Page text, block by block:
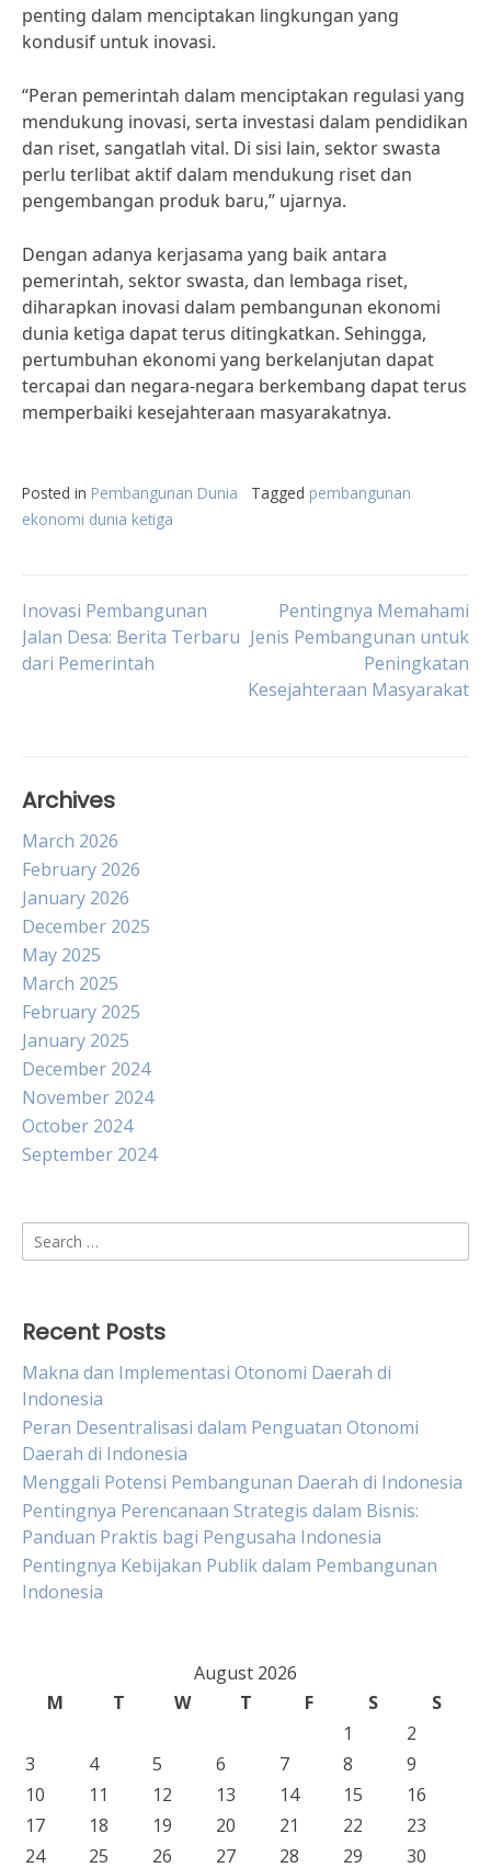
penting dalam menciptakan lingkungan yang
kondusif untuk inovasi.
“Peran pemerintah dalam menciptakan regulasi yang
mendukung inovasi, serta investasi dalam pendidikan
dan riset, sangatlah vital. Di sisi lain, sektor swasta
perlu terlibat aktif dalam mendukung riset dan
pengembangan produk baru,” ujarnya.
Dengan adanya kerjasama yang baik antara
pemerintah, sektor swasta, dan lembaga riset,
diharapkan inovasi dalam pembangunan ekonomi
dunia ketiga dapat terus ditingkatkan. Sehingga,
pertumbuhan ekonomi yang berkelanjutan dapat
tercapai dan negara-negara berkembang dapat terus
memperbaiki kesejahteraan masyarakatnya.
Posted in Pembangunan Dunia Tagged pembangunan
ekonomi dunia ketiga
Post
navigation
Inovasi Pembangunan
Jalan Desa: Berita Terbaru
dari Pemerintah
Pentingnya Memahami
Jenis Pembangunan untuk
Peningkatan
Kesejahteraan Masyarakat
Archives
March 2026
February 2026
January 2026
December 2025
May 2025
March 2025
February 2025
January 2025
December 2024
November 2024
October 2024
September 2024
Search
for:
Recent Posts
Makna dan Implementasi Otonomi Daerah di
Indonesia
Peran Desentralisasi dalam Penguatan Otonomi
Daerah di Indonesia
Menggali Potensi Pembangunan Daerah di Indonesia
Pentingnya Perencanaan Strategis dalam Bisnis:
Panduan Praktis bagi Pengusaha Indonesia
Pentingnya Kebijakan Publik dalam Pembangunan
Indonesia
August 2026
M
T W T F S
S
1
2
3
4 5 6 7 8
9
10
11 12 13 14 15
16
17
18 19 20 21 22
23
24
25 26 27 28 29 30